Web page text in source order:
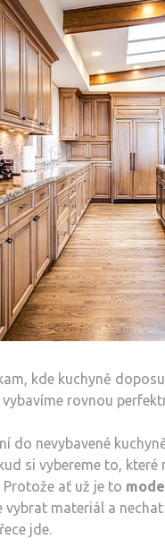
kde kuchyně
vybavíme rovnou
do nevybavené
si vybereme to,
ať už je to
vybrat materiál a
jde.